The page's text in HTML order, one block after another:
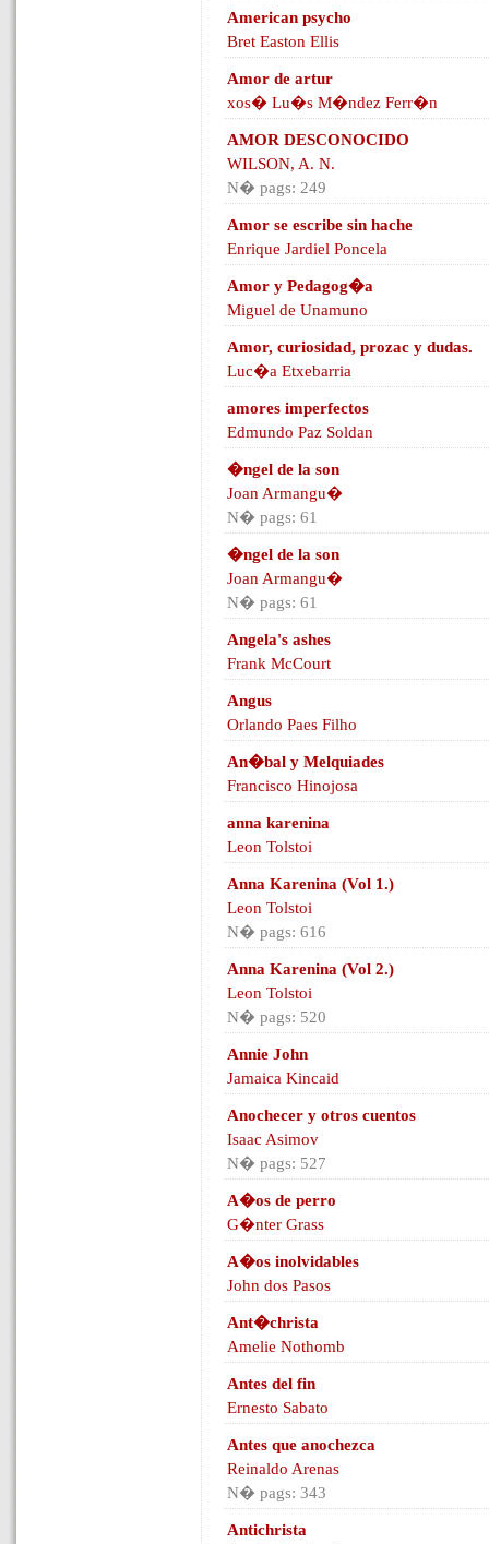
American psycho
Bret Easton Ellis
Amor de artur
xos� Lu�s M�ndez Ferr�n
AMOR DESCONOCIDO
WILSON, A. N.
N� pags: 249
Amor se escribe sin hache
Enrique Jardiel Poncela
Amor y Pedagog�a
Miguel de Unamuno
Amor, curiosidad, prozac y dudas.
Luc�a Etxebarria
amores imperfectos
Edmundo Paz Soldan
�ngel de la son
Joan Armangu�
N� pags: 61
�ngel de la son
Joan Armangu�
N� pags: 61
Angela's ashes
Frank McCourt
Angus
Orlando Paes Filho
An�bal y Melquiades
Francisco Hinojosa
anna karenina
Leon Tolstoi
Anna Karenina (Vol 1.)
Leon Tolstoi
N� pags: 616
Anna Karenina (Vol 2.)
Leon Tolstoi
N� pags: 520
Annie John
Jamaica Kincaid
Anochecer y otros cuentos
Isaac Asimov
N� pags: 527
A�os de perro
G�nter Grass
A�os inolvidables
John dos Pasos
Ant�christa
Amelie Nothomb
Antes del fin
Ernesto Sabato
Antes que anochezca
Reinaldo Arenas
N� pags: 343
Antichrista